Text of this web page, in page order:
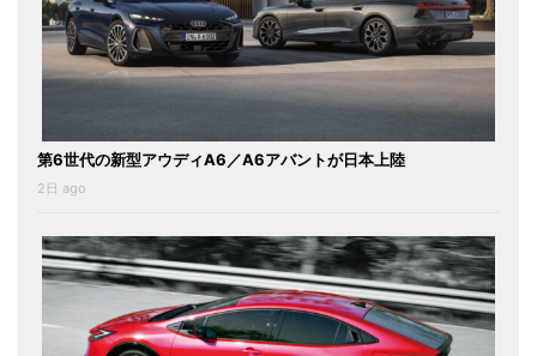
第6世代の新型アウディA6／A6アバントが日本上陸
2日 ago